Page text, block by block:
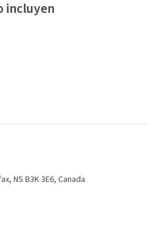
incluyen
NS B3K 3E6, Canada